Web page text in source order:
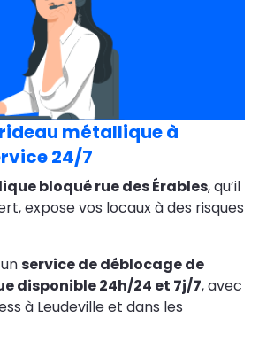
métallique à
24/7
bloqué rue des Érables, qu’il
expose vos locaux à des risques
service de déblocage de
disponible 24h/24 et 7j/7, avec
à Leudeville et dans les